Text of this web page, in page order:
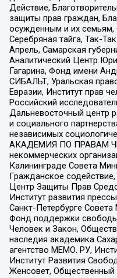
Действие,
защиты прав граждан,
осужденным и их семьям,
Серебряная тайга, Так-
Апрель, Самарская
Аналитический Центр
Гагарина, Фонд имени
СИБАЛЬТ, Уральская
Евразии, Институт прав
Российский
Дальневосточный центр
и социального
независимых
АКАДЕМИЯ ПО ПРАВАМ
некоммерческих
Калининграде Совета
Гражданское
Центр Защиты Прав
Институт развития
Санкт-Петербурге
Фонд поддержки
Человек и Закон,
наследия академика
агентство МЕМО. РУ,
Институт Развития
Женсовет, Общественный